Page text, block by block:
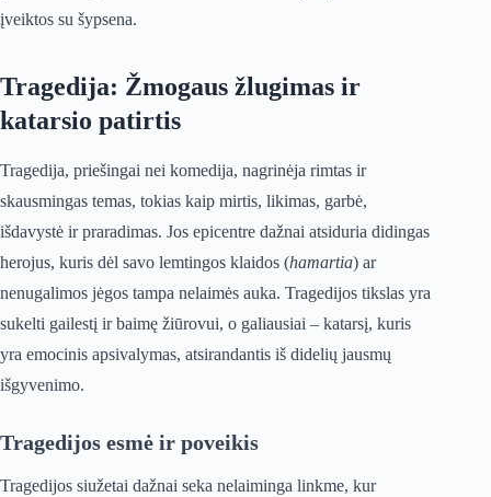
įveiktos su šypsena.
Tragedija: Žmogaus žlugimas ir
katarsio patirtis
Tragedija, priešingai nei komedija, nagrinėja rimtas ir
skausmingas temas, tokias kaip mirtis, likimas, garbė,
išdavystė ir praradimas. Jos epicentre dažnai atsiduria didingas
herojus, kuris dėl savo lemtingos klaidos (hamartia) ar
nenugalimos jėgos tampa nelaimės auka. Tragedijos tikslas yra
sukelti gailestį ir baimę žiūrovui, o galiausiai – katarsį, kuris
yra emocinis apsivalymas, atsirandantis iš didelių jausmų
išgyvenimo.
Tragedijos esmė ir poveikis
Tragedijos siužetai dažnai seka nelaiminga linkme, kur